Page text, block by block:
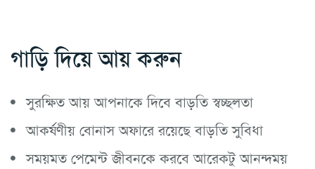
গাড়ি দিয়ে আয় করুন
সুরক্ষিত আয় আপনাকে দিবে বাড়তি স্বচ্ছলতা
আকর্ষণীয় বোনাস অফারে রয়েছে বাড়তি সুবিধা
সময়মত পেমেন্ট জীবনকে করবে আরেকটু আনন্দময়